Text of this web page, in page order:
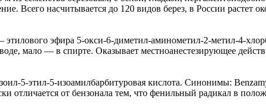
Всего насчитывается до 120 видов берез, в России
эфира 5-окси-6-диметил-аминометил-2-метил-4-
мало — в спирте. Оказывает местноанестезирующее
этил-5-изоамилбарбитуровая кислота. Синонимы:
отличается от бензонала тем, что фенильный радикал в